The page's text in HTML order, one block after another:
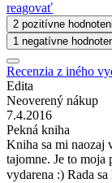
reagovať
2 pozitívne
1 negatívne
Recenzia z iného
Edita
Neoverený nákup
7.4.2016
Pekná kniha
Kniha sa mi naozaj
tajomne. Je to moja
vydarena :) Rada